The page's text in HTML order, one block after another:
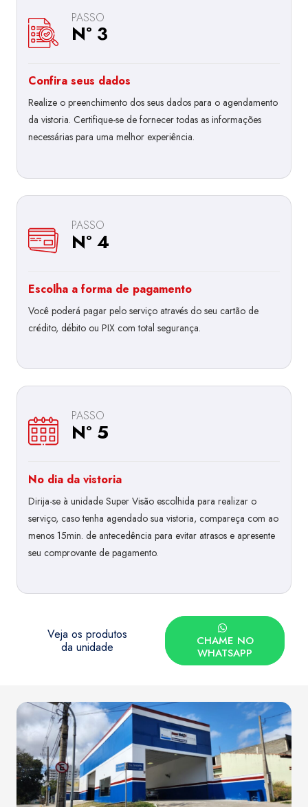
PASSO
Nº 3
Confira seus dados
Realize o preenchimento dos seus dados para o agendamento
da vistoria. Certifique-se de fornecer todas as informações
necessárias para uma melhor experiência.
PASSO
Nº 4
Escolha a forma de pagamento
Você poderá pagar pelo serviço através do seu cartão de
crédito, débito ou PIX com total segurança.
PASSO
Nº 5
No dia da vistoria
Dirija-se à unidade Super Visão escolhida para realizar o
serviço, caso tenha agendado sua vistoria, compareça com ao
menos 15min. de antecedência para evitar atrasos e apresente
seu comprovante de pagamento.
Veja os produtos
da unidade
CHAME NO
WHATSAPP